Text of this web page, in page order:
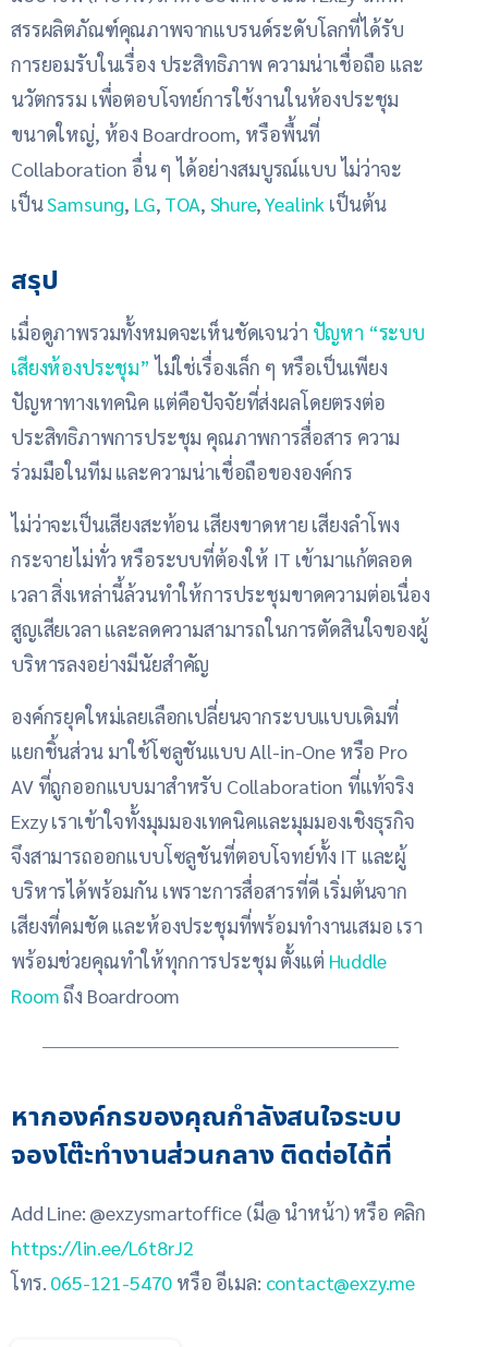
สรรผลิตภัณฑ์คุณภาพจากแบรนด์ระดับโลกที่ได้รับ
การยอมรับในเรื่อง ประสิทธิภาพ ความน่าเชื่อถือ และ
นวัตกรรม เพื่อตอบโจทย์การใช้งานในห้องประชุม
ขนาดใหญ่, ห้อง Boardroom, หรือพื้นที่
Collaboration อื่น ๆ ได้อย่างสมบูรณ์แบบ ไม่ว่าจะ
เป็นSamsung, LG, TOA, Shure,Yealink เป็นต้น
สรุป
เมื่อดูภาพรวมทั้งหมดจะเห็นชัดเจนว่า ปัญหา “ระบบ
เสียงห้องประชุม” ไม่ใช่เรื่องเล็ก ๆ หรือเป็นเพียง
ปัญหาทางเทคนิค แต่คือปัจจัยที่ส่งผลโดยตรงต่อ
ประสิทธิภาพการประชุม คุณภาพการสื่อสาร ความ
ร่วมมือในทีม และความน่าเชื่อถือขององค์กร
ไม่ว่าจะเป็นเสียงสะท้อน เสียงขาดหาย เสียงลำโพง
กระจายไม่ทั่ว หรือระบบที่ต้องให้ IT เข้ามาแก้ตลอด
เวลา สิ่งเหล่านี้ล้วนทำให้การประชุมขาดความต่อเนื่อง
สูญเสียเวลา และลดความสามารถในการตัดสินใจของผู้
บริหารลงอย่างมีนัยสำคัญ
องค์กรยุคใหม่เลยเลือกเปลี่ยนจากระบบแบบเดิมที่
แยกชิ้นส่วน มาใช้โซลูชันแบบ All-in-One หรือ Pro
AV ที่ถูกออกแบบมาสำหรับ Collaboration ที่แท้จริง
Exzy เราเข้าใจทั้งมุมมองเทคนิคและมุมมองเชิงธุรกิจ
จึงสามารถออกแบบโซลูชันที่ตอบโจทย์ทั้ง IT และผู้
บริหารได้พร้อมกัน เพราะการสื่อสารที่ดี เริ่มต้นจาก
เสียงที่คมชัด และห้องประชุมที่พร้อมทำงานเสมอ เรา
พร้อมช่วยคุณทำให้ทุกการประชุม ตั้งแต่ Huddle
Roomถึง Boardroom
หากองค์กรของคุณกำลังสนใจระบบ
จองโต๊ะทำงานส่วนกลาง ติดต่อได้ที่
Add Line: @exzysmartoffice (มี@ นำหน้า) หรือ คลิก
https://lin.ee/L6t8rJ2
โทร. 065-121-5470 หรือ อีเมล: contact@exzy.me